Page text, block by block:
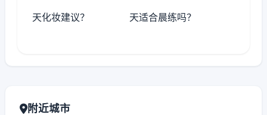
天化妆建议？ 天适合晨练吗？
附近城市